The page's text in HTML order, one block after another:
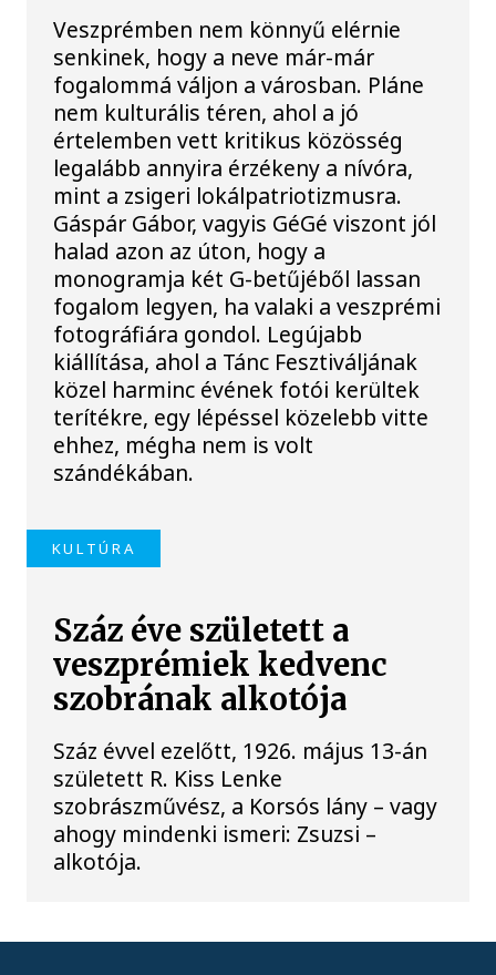
Veszprémben nem könnyű elérnie
senkinek, hogy a neve már-már
fogalommá váljon a városban. Pláne
nem kulturális téren, ahol a jó
értelemben vett kritikus közösség
legalább annyira érzékeny a nívóra,
mint a zsigeri lokálpatriotizmusra.
Gáspár Gábor, vagyis GéGé viszont jól
halad azon az úton, hogy a
monogramja két G-betűjéből lassan
fogalom legyen, ha valaki a veszprémi
fotográfiára gondol. Legújabb
kiállítása, ahol a Tánc Fesztiváljának
közel harminc évének fotói kerültek
terítékre, egy lépéssel közelebb vitte
ehhez, mégha nem is volt
szándékában.
KULTÚRA
Száz éve született a
veszprémiek kedvenc
szobrának alkotója
Száz évvel ezelőtt, 1926. május 13-án
született R. Kiss Lenke
szobrászművész, a Korsós lány – vagy
ahogy mindenki ismeri: Zsuzsi –
alkotója.